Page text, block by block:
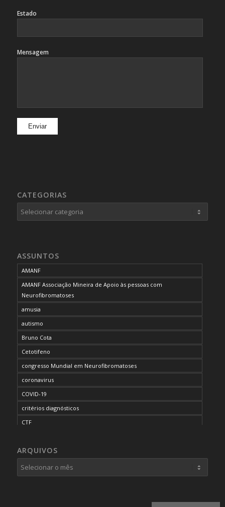
Estado
Mensagem
CATEGORIAS
Categorias
ASSUNTOS
AMANF
AMANF Associação Mineira de Apoio às pessoas com
Neurofibromatoses
amusia
autismo
Bruno Cota
Cetotifeno
congresso Mundial em Neurofibromatoses
coronavirus
COVID-19
critérios diagnósticos
CTF
desordem do processamento auditivo
diagnóstico
dificuldades cognitivas
ARQUIVOS